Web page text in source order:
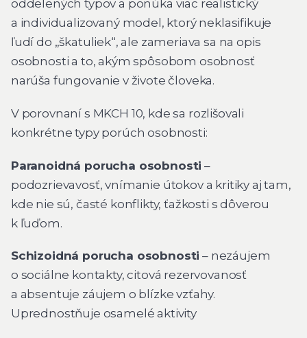
oddelených typov a ponúka viac realistický
a individualizovaný model, ktorý neklasifikuje
ľudí do „škatuliek“, ale zameriava sa na opis
osobnosti a to, akým spôsobom osobnosť
narúša fungovanie v živote človeka.
V porovnaní s MKCH 10, kde sa rozlišovali
konkrétne typy porúch osobnosti:
Paranoidná porucha osobnosti –
podozrievavosť, vnímanie útokov a kritiky aj tam,
kde nie sú, časté konflikty, ťažkosti s dôverou
k ľuďom.
Schizoidná porucha osobnosti – nezáujem
o sociálne kontakty, citová rezervovanosť
a absentuje záujem o blízke vzťahy.
Uprednostňuje osamelé aktivity